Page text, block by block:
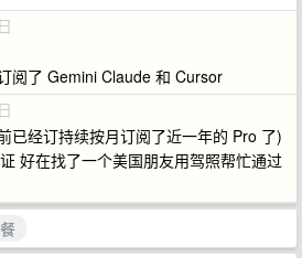
阅了 Gemini Claude 和 Cursor
已经订持续按月订阅了近一年的 Pro 了)
好在找了一个美国朋友用驾照帮忙通过